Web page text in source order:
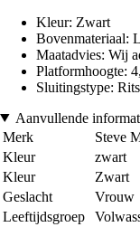
Kleur: Zwart
Bovenmateriaal:
Maatadvies: Wij
Platformhoogte:
Sluitingstype: Rits
Aanvullende
Merk
Steve
Kleur
zwart
Kleur
Zwart
Geslacht
Vrouw
Leeftijdsgroep